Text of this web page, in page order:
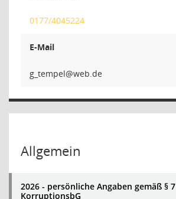
0177/4045224
E-Mail
lepm
Allgemein
2026 - persönliche Angaben gemäß § 7
KorruptionsbG